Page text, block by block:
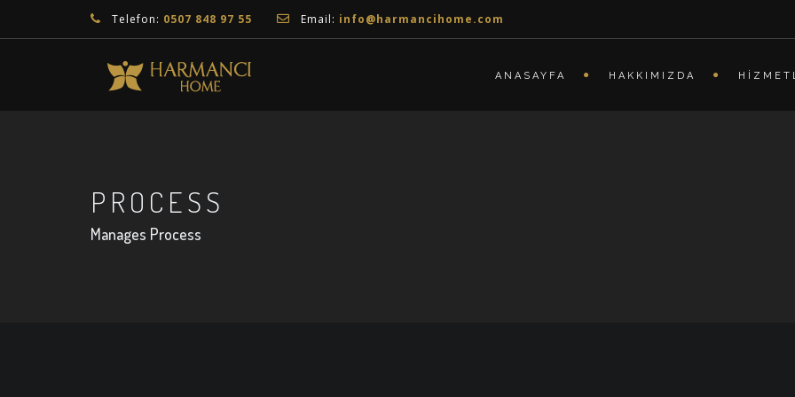
Telefon: 0507 848 97 55 Email: info@harmancihome.com
ANASAYFA HAKKIMIZDA
PROCESS
Manages Process